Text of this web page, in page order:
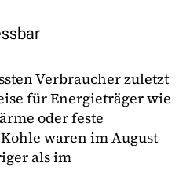
Verbraucher zuletzt
für Energieträger wie
oder feste
waren im August
als im